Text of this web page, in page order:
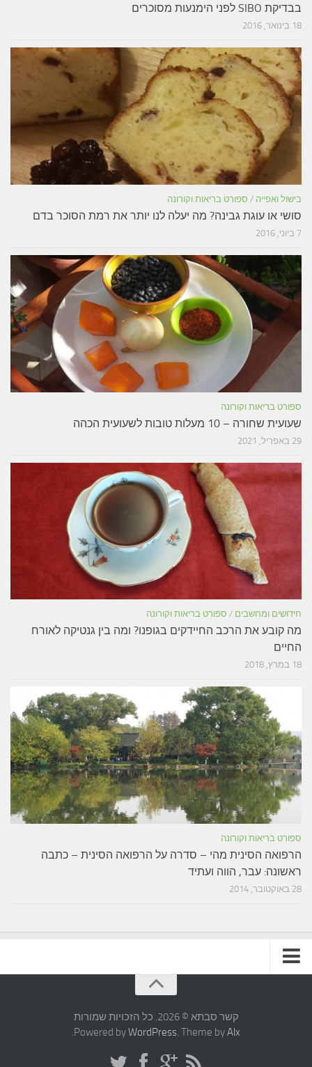
בבדיקת SIBO לפני הימנעות מסוכרים
18 בינואר, 2016
בישול ואפייה / ספורט בריאות וקורונה
סושי או עוגת גבינה? מה יעלה לנו יותר את רמת הסוכר בדם
7 ביוני, 2016
ספורט בריאות וקורונה
שעועית שחורה – 10 מעלות טובות לשעועית הכהה
29 באפריל, 2021
חידושים ומחשבים / ספורט בריאות וקורונה
מה קובע את הרכב החיידקים בגופנו? ומה בין גנטיקה לאורח
החיים
18 במרץ, 2018
ספורט בריאות וקורונה
הרפואה הסינית מהי – סדרה על הרפואה הסינית – כתבה
ראשונה: עבר, הווה ועתיד
28 באוקטובר, 2014
קשר סבתא © 2026. כל הזכויות שמורות
Powered byWordPress. Theme byAlx
.